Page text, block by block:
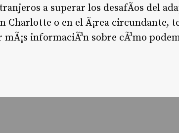
a superar los desafÃ­os del
Charlotte o en el Ã¡rea circundante,
informaciÃ³n sobre cÃ³mo